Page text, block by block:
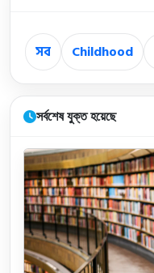
সব Childhood
সর্বশেষ যুক্ত হয়েছে